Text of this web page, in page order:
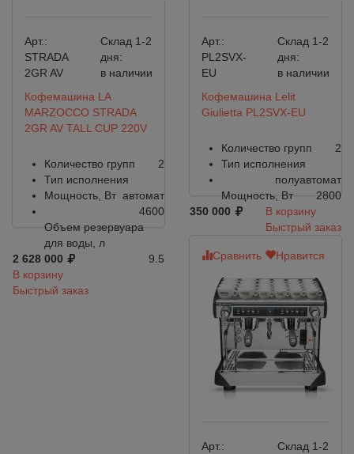
Арт.:
STRADA
2GR AV
Склад 1-2
дня:
в наличии
Кофемашина LA
MARZOCCO STRADA
2GR AV TALL CUP 220V
Количество групп
2
Тип исполнения
автомат
Мощность, Вт
4600
Объем резервуара
для воды, л
9.5
2 628 000
В корзину
Быстрый заказ
Арт.:
PL2SVX-
EU
Склад 1-2
дня:
в наличии
Кофемашина Lelit
Giulietta PL2SVX-EU
Количество групп
2
Тип исполнения
полуавтомат
Мощность, Вт
2800
350 000
В корзину
Быстрый заказ
Сравнить Нравится
Арт.:
Склад 1-2